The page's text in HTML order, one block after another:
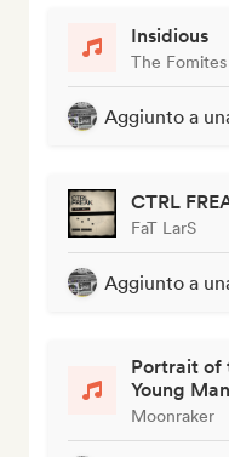
Insidious
The Fomites
Aggiunto a
CTRL
FaT LarS
Aggiunto a
Portrait of
Young Man
Moonraker